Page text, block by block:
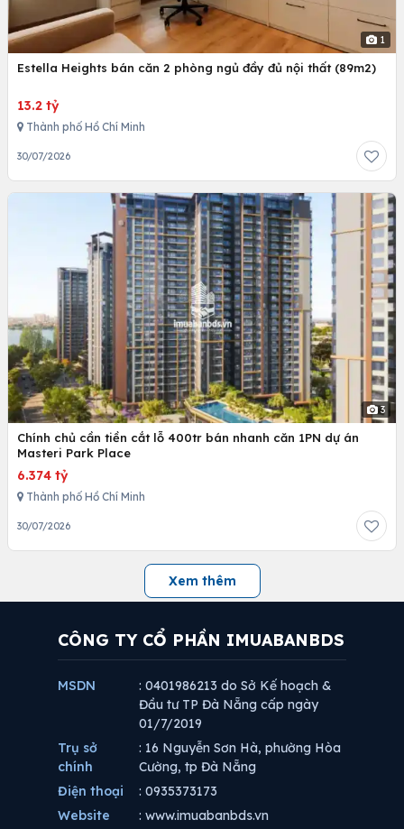
1
Estella Heights bán căn 2 phòng ngủ đầy đủ nội thất (89m2)
13.2 tỷ
Thành phố Hồ Chí Minh
30/07/2026
3
Chính chủ cần tiền cắt lỗ 400tr bán nhanh căn 1PN dự án
Masteri Park Place
6.374 tỷ
Thành phố Hồ Chí Minh
30/07/2026
Xem thêm
CÔNG TY CỔ PHẦN IMUABANBDS
MSDN
: 0401986213 do Sở Kế hoạch &
Đầu tư TP Đà Nẵng cấp ngày
01/7/2019
Trụ sở
chính
: 16 Nguyễn Sơn Hà, phường Hòa
Cường, tp Đà Nẵng
Điện thoại
: 0935373173
Website
: www.imuabanbds.vn